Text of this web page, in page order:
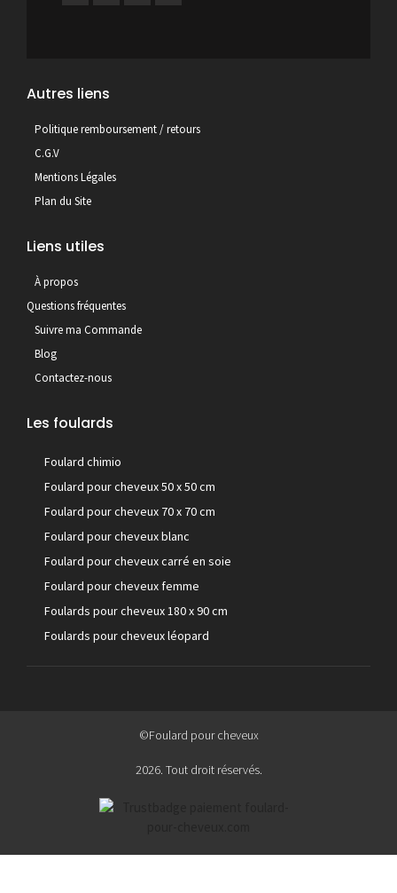
Autres liens
Politique remboursement / retours
C.G.V
Mentions Légales
Plan du Site
Liens utiles
À propos
Questions fréquentes
Suivre ma Commande
Blog
Contactez-nous
Les foulards
Foulard chimio
Foulard pour cheveux 50 x 50 cm
Foulard pour cheveux 70 x 70 cm
Foulard pour cheveux blanc
Foulard pour cheveux carré en soie
Foulard pour cheveux femme
Foulards pour cheveux 180 x 90 cm
Foulards pour cheveux léopard
©Foulard pour cheveux
2026. Tout droit réservés.